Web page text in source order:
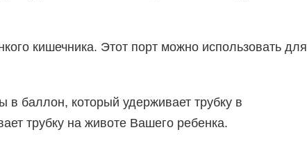
кишечника. Этот порт можно использовать для
в баллон, который удерживает трубку в
трубку на животе Вашего ребенка.